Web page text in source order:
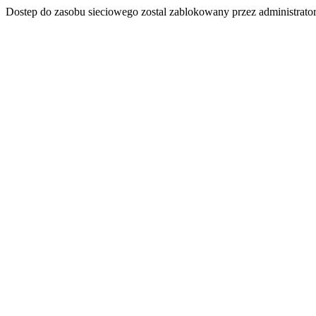
Dostep do zasobu sieciowego zostal zablokowany przez